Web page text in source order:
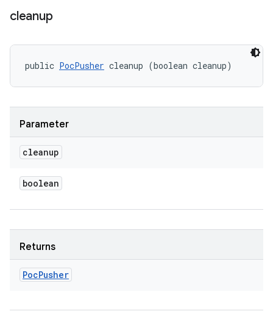
cleanup
public PocPusher cleanup (boolean cleanup)
Parameter
cleanup
boolean
Returns
PocPusher